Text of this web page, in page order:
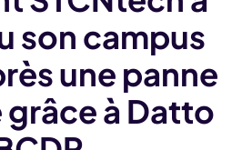
son campus
une panne
à Datto